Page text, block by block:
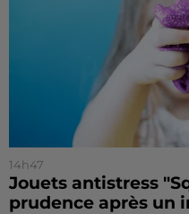
14h47
Jouets antistress
prudence après un